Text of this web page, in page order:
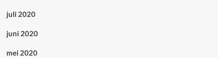
juli 2020
juni 2020
mei 2020